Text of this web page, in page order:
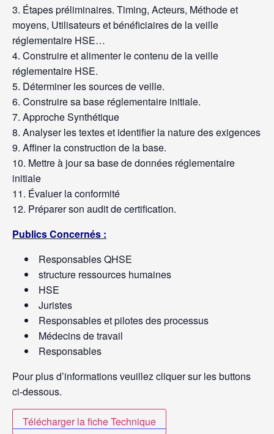
Étapes préliminaires. Timing, Acteurs, Méthode et
moyens, Utilisateurs et bénéficiaires de la veille
réglementaire HSE…
Construire et alimenter le contenu de la veille
réglementaire HSE.
Déterminer les sources de veille.
Construire sa base réglementaire initiale.
Approche Synthétique
Analyser les textes et identifier la nature des exigences
Affiner la construction de la base.
Mettre à jour sa base de données réglementaire
initiale
Évaluer la conformité
Préparer son audit de certification.
Publics Concernés :
Responsables QHSE
structure ressources humaines
HSE
Juristes
Responsables et pilotes des processus
Médecins de travail
Responsables
Pour plus d’informations veuillez cliquer sur les buttons
ci-dessous.
Télécharger la fiche Technique